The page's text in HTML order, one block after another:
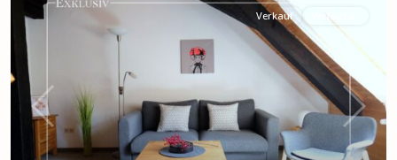
Previous Next
Verkauf